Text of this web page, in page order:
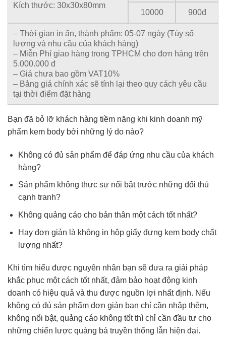
Kích thước: 30x30x80mm
10000 900đ
– Thời gian in ấn, thành phẩm: 05-07 ngày (Tùy số
lượng và nhu cầu của khách hàng)
– Miễn Phí giao hàng trong TPHCM cho đơn hàng trên
5.000.000 đ
– Giá chưa bao gồm VAT10%
– Bảng giá chính xác sẽ tính lại theo quy cách yêu cầu
tại thời điểm đặt hàng
Bạn đã bỏ lỡ khách hàng tiềm năng khi kinh doanh mỹ
phẩm kem body bởi những lý do nào?
Không có đủ sản phẩm để đáp ứng nhu cầu của khách
hàng?
Sản phẩm không thực sự nổi bật trước những đối thủ
cạnh tranh?
Không quảng cáo cho bản thân một cách tốt nhất?
Hay đơn giản là không in hộp giấy đựng kem body chất
lượng nhất?
Khi tìm hiểu được nguyên nhân bạn sẽ đưa ra giải pháp
khắc phục một cách tốt nhất, đảm bảo hoạt động kinh
doanh có hiệu quả và thu được nguồn lợi nhất định. Nếu
không có đủ sản phẩm đơn giản bạn chỉ cần nhập thêm,
không nổi bật, quảng cáo không tốt thì chỉ cần đầu tư cho
những chiến lược quảng bá truyền thống lẫn hiện đại.